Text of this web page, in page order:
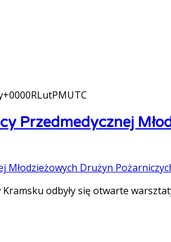
Przedmedycznej
odbyły się otwarte